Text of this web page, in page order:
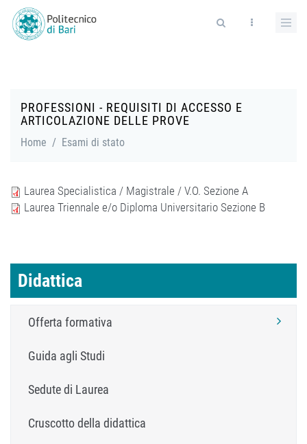
Salta al contenuto principale
PROFESSIONI - REQUISITI DI ACCESSO E
ARTICOLAZIONE DELLE PROVE
Home / Esami di stato
Laurea Specialistica / Magistrale / V.O. Sezione A
Laurea Triennale e/o Diploma Universitario Sezione B
Didattica
Offerta formativa
Guida agli Studi
Sedute di Laurea
Cruscotto della didattica